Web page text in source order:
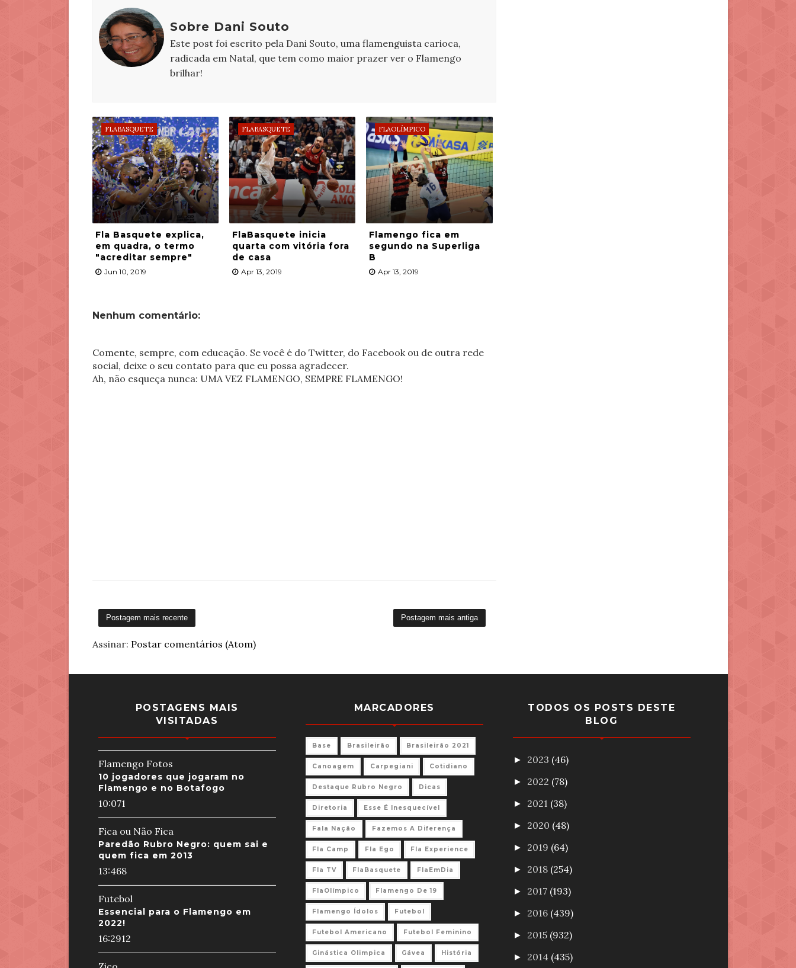
Sobre Dani Souto
Este post foi escrito pela Dani Souto, uma flamenguista carioca,
radicada em Natal, que tem como maior prazer ver o Flamengo
brilhar!
FLABASQUETE
Fla Basquete explica,
em quadra, o termo
"acreditar sempre"
Jun 10, 2019
FLABASQUETE
FlaBasquete inicia
quarta com vitória fora
de casa
Apr 13, 2019
FLAOLÍMPICO
Flamengo fica em
segundo na Superliga
B
Apr 13, 2019
Nenhum comentário:
Comente, sempre, com educação. Se você é do Twitter, do Facebook ou de outra rede
social, deixe o seu contato para que eu possa agradecer.
Ah, não esqueça nunca: UMA VEZ FLAMENGO, SEMPRE FLAMENGO!
Postagem mais recente Postagem mais antiga
Assinar: Postar comentários (Atom)
POSTAGENS MAIS
VISITADAS
Flamengo Fotos
10 jogadores que jogaram no
Flamengo e no Botafogo
10:071
Fica ou Não Fica
Paredão Rubro Negro: quem sai e
quem fica em 2013
13:468
Futebol
Essencial para o Flamengo em
2022!
16:2912
MARCADORES
Base Brasileirão Brasileirão 2021
Canoagem Carpegiani Cotidiano
Destaque Rubro Negro Dicas
Diretoria Esse É Inesquecível
Fala Nação Fazemos A Diferença
Fla Camp Fla Ego Fla Experience
Fla TV FlaBasquete FlaEmDia
FlaOlímpico Flamengo De 19
Flamengo Ídolos Futebol
Futebol Americano Futebol Feminino
Ginástica Olimpica Gávea História
TODOS OS POSTS DESTE
BLOG
► 2023 (46)
► 2022 (78)
► 2021 (38)
► 2020 (48)
► 2019 (64)
► 2018 (254)
► 2017 (193)
► 2016 (439)
► 2015 (932)
► 2014 (435)